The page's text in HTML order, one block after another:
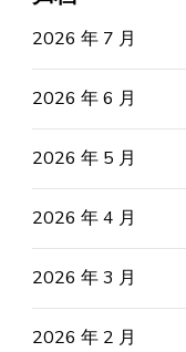
2026 年 7 月
2026 年 6 月
2026 年 5 月
2026 年 4 月
2026 年 3 月
2026 年 2 月